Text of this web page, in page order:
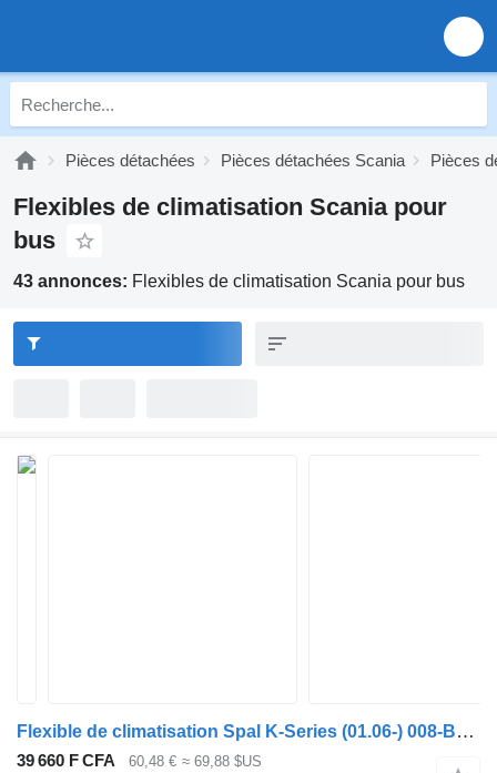
Pièces détachées Pièces détachées Scania Pièces
Flexibles de climatisation Scania pour
bus
43 annonces: Flexibles de climatisation Scania pour bus
Flexible de climatisation Spal K-Series (01.06-) 008-B45/I-02 pour Scania K,N,F-series bus (2006-)
39 660 F CFA 60,48 € ≈ 69,88 $US